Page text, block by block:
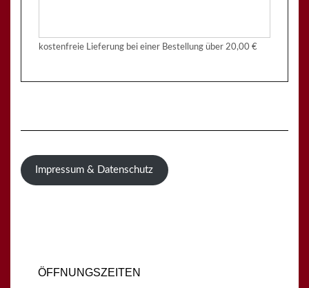
kostenfreie Lieferung bei einer Bestellung über 20,00 €
Impressum & Datenschutz
ÖFFNUNGSZEITEN